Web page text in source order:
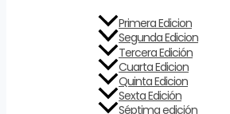
Primera Edicion
Segunda Edicion
Tercera Edición
Cuarta Edicion
Quinta Edicion
Sexta Edición
Séptima edición